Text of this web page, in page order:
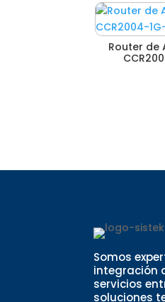
Router de
Somos
integración
servicios
soluciones